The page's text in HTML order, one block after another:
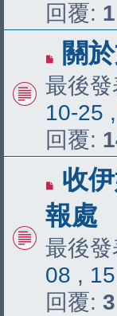
回覆: 1
關
最後發
10-25
回覆:
收
報處
最後發
08 ,
回覆: 3